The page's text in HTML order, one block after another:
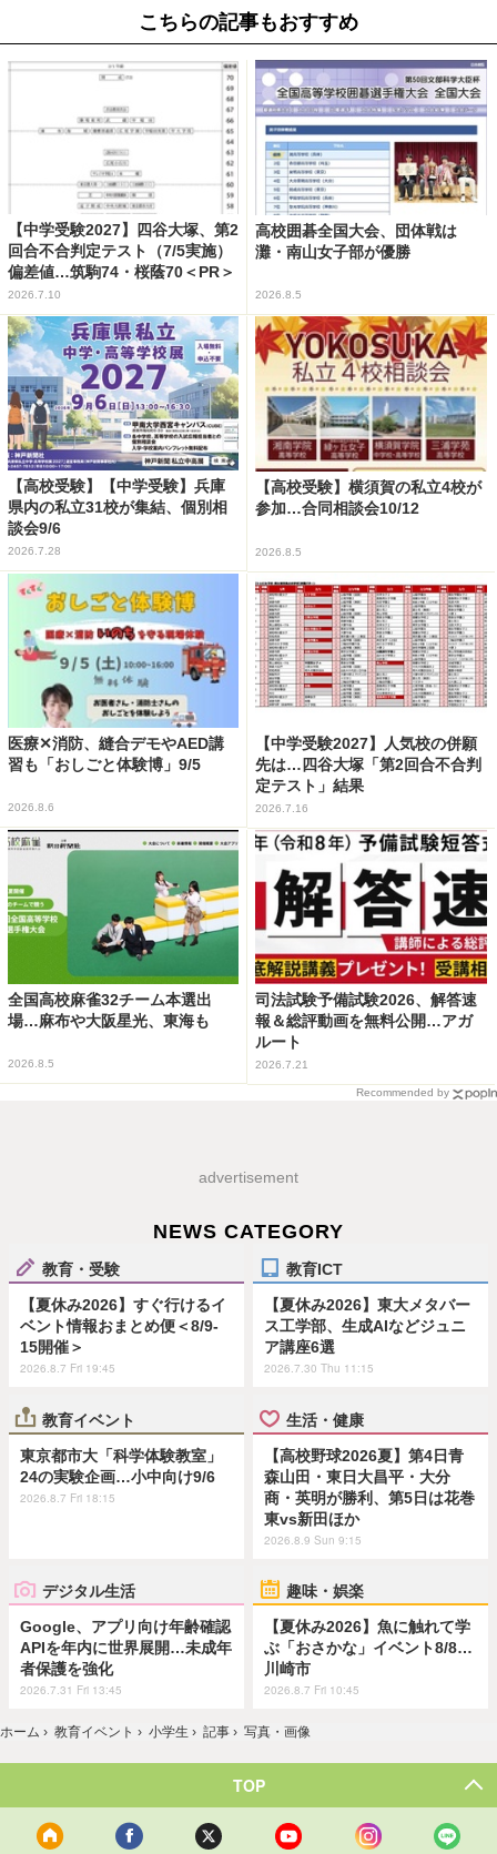
こちらの記事もおすすめ
【中学受験2027】四谷大塚、第2
回合不合判定テスト（7/5実施）
偏差値…筑駒74・桜蔭70＜PR＞
2026.7.10
高校囲碁全国大会、団体戦は
灘・南山女子部が優勝
2026.8.5
【高校受験】【中学受験】兵庫
県内の私立31校が集結、個別相
談会9/6
2026.7.28
【高校受験】横須賀の私立4校が
参加…合同相談会10/12
2026.8.5
医療✕消防、縫合デモやAED講
習も「おしごと体験博」9/5
2026.8.6
【中学受験2027】人気校の併願
先は…四谷大塚「第2回合不合判
定テスト」結果
2026.7.16
全国高校麻雀32チーム本選出
場…麻布や大阪星光、東海も
2026.8.5
司法試験予備試験2026、解答速
報＆総評動画を無料公開…アガ
ルート
2026.7.21
Recommended by
advertisement
NEWS CATEGORY
教育・受験
【夏休み2026】すぐ行けるイ
ベント情報おまとめ便＜8/9-
15開催＞
2026.8.7 Fri 19:45
教育ICT
【夏休み2026】東大メタバー
ス工学部、生成AIなどジュニ
ア講座6選
2026.7.30 Thu 11:15
教育イベント
東京都市大「科学体験教室」
24の実験企画…小中向け9/6
2026.8.7 Fri 18:15
生活・健康
【高校野球2026夏】第4日青
森山田・東日大昌平・大分
商・英明が勝利、第5日は花巻
東vs新田ほか
2026.8.9 Sun 9:15
デジタル生活
Google、アプリ向け年齢確認
APIを年内に世界展開…未成年
者保護を強化
2026.7.31 Fri 13:45
趣味・娯楽
【夏休み2026】魚に触れて学
ぶ「おさかな」イベント8/8…
川崎市
2026.8.7 Fri 10:45
ホーム › 教育イベント › 小学生 › 記事 › 写真・画像
TOP